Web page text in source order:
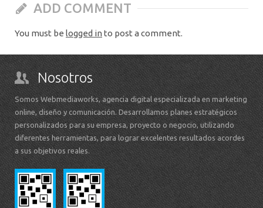
ADD COMMENT
You must be logged in to post a comment.
Nosotros
Somos Webmediaworks, agencia digital especializada en marketing
online, diseño y comunicación. Desarrollamos planes estratégicos
personalizados para su empresa, proyecto o negocio, utilizando
diferentes herramientas, para lograr excelentes resultados acordes
a sus objetivos reales.